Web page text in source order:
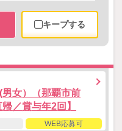
キープする
女）（那覇市前
／賞与年2回】
WEB応募可